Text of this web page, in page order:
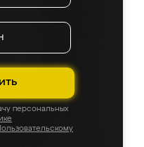
персональных